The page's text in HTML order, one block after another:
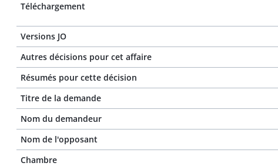
Téléchargement
Versions JO
Autres décisions pour cet affaire
Résumés pour cette décision
Titre de la demande
Nom du demandeur
Nom de l'opposant
Chambre